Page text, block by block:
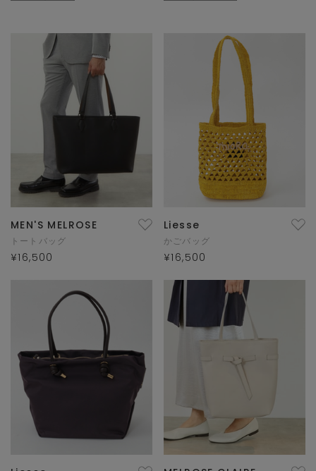
MEN'S MELROSE
トートバッグ
¥16,500
Liesse
かごバッグ
¥16,500